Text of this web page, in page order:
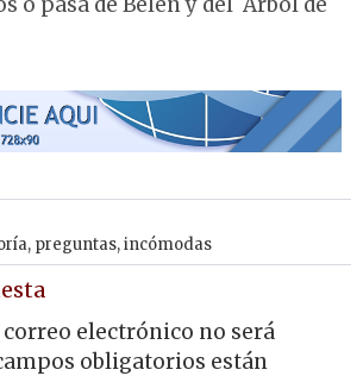
, preguntas,incómodas
electrónico no será
obligatorios están